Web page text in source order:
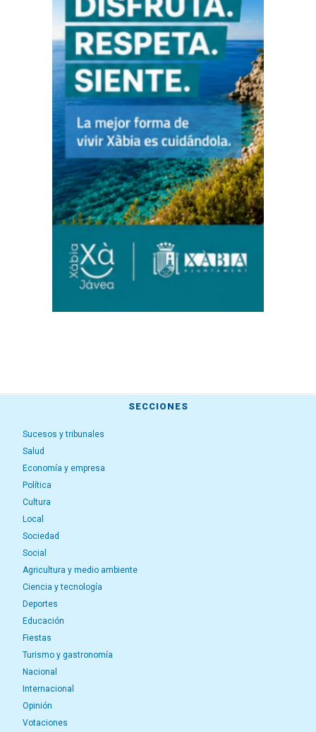
SECCIONES
Sucesos y tribunales
Salud
Economía y empresa
Política
Cultura
Local
Sociedad
Social
Agricultura y medio ambiente
Ciencia y tecnología
Deportes
Educación
Fiestas
Turismo y gastronomía
Nacional
Internacional
Opinión
Votaciones